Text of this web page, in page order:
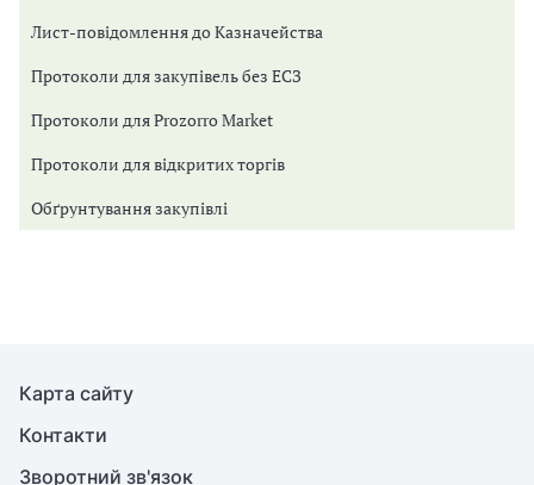
Лист-повідомлення до Казначейства
Протоколи для закупівель без ЕСЗ
Протоколи для Prozorro Market
Протоколи для відкритих торгів
Обґрунтування закупівлі
Карта сайту
Контакти
Зворотний зв'язок